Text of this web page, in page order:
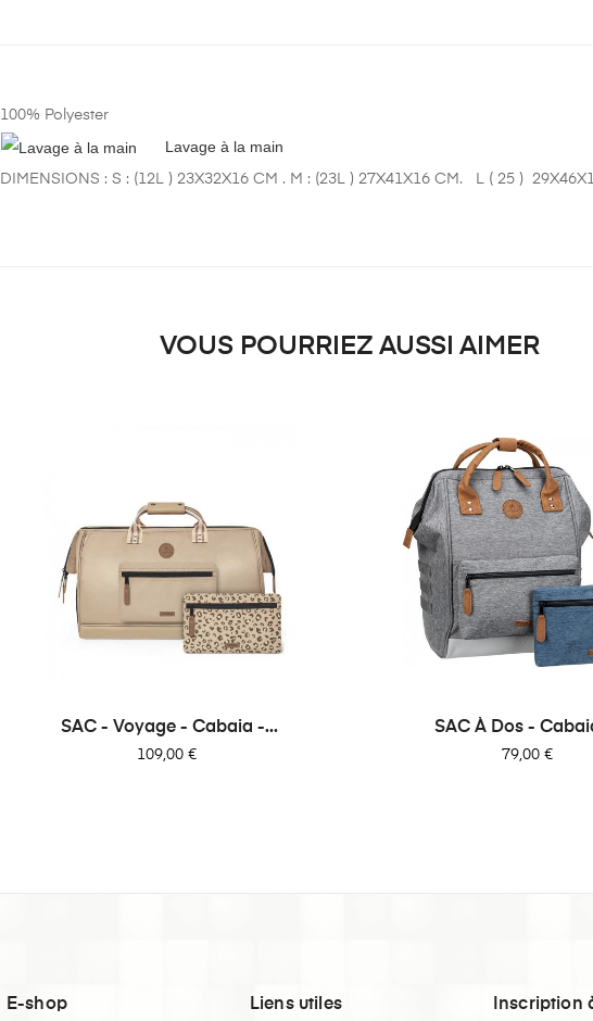
100% Polyester
Lavage à la main
DIMENSIONS : S : (12L ) 23X32X16 CM . M : (23L ) 27X41X16 CM. L ( 25 )
VOUS POURRIEZ AUSSI AIMER
SAC - Voyage - Cabaia -...
Prix
109,00 €
SAC À Dos -
Prix
79,00 €
E-shop Liens utiles Inscription